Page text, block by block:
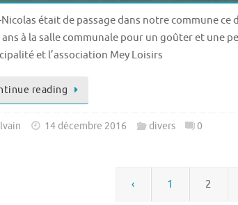
était de passage dans notre commune
ans à la salle communale pour un goûter et
et l’association Mey Loisirs
reading
14 décembre 2016 divers 0
‹ 1 2